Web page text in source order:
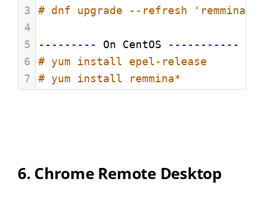
3
# dnf upgrade --refresh
4
5
--------- On CentOS
-----------
6
# yum install epel-release
7
# yum install remmina*
6. Chrome Remote Desktop